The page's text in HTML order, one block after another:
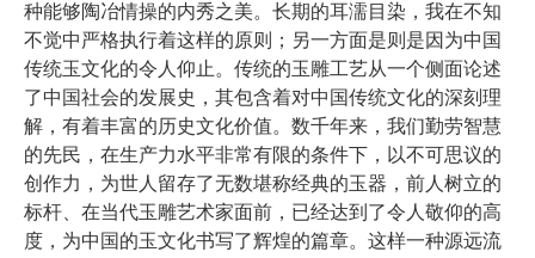
种能够陶冶情操的内秀之美。长期的耳濡目染，我在不知
不觉中严格执行着这样的原则；另一方面是则是因为中国
传统玉文化的令人仰止。传统的玉雕工艺从一个侧面论述
了中国社会的发展史，其包含着对中国传统文化的深刻理
解，有着丰富的历史文化价值。数千年来，我们勤劳智慧
的先民，在生产力水平非常有限的条件下，以不可思议的
创作力，为世人留存了无数堪称经典的玉器，前人树立的
标杆、在当代玉雕艺术家面前，已经达到了令人敬仰的高
度，为中国的玉文化书写了辉煌的篇章。这样一种源远流